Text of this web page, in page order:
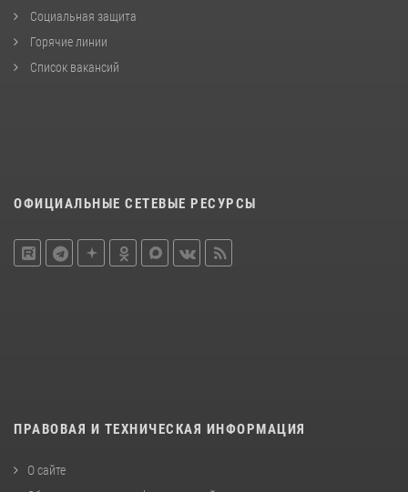
Социальная защита
Горячие линии
Список вакансий
ОФИЦИАЛЬНЫЕ СЕТЕВЫЕ РЕСУРСЫ
ПРАВОВАЯ И ТЕХНИЧЕСКАЯ ИНФОРМАЦИЯ
О сайте